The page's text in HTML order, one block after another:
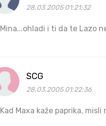
28.03.2005 01:21:32
Mina...ohladi i ti da te Lazo
SCG
28.03.2005 01:22:36
Kad Maxa kaže paprika, misli